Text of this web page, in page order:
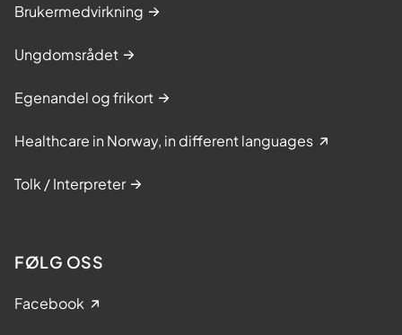
Brukermedvirkning
Ungdomsrådet
Egenandel og frikort
Healthcare in Norway, in different languages
Tolk / Interpreter
FØLG OSS
Facebook